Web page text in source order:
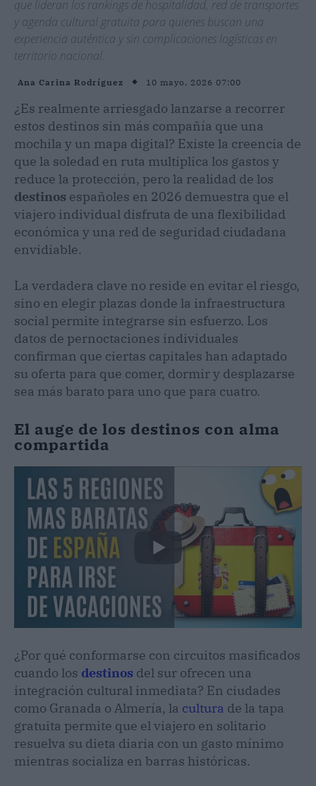
que lideran los rankings de hospitalidad, red de transportes
y agenda cultural gratuita para quienes buscan una
experiencia auténtica y sin complicaciones logísticas en
territorio nacional.
Ana Carina Rodríguez 10 mayo, 2026 07:00
¿Es realmente arriesgado lanzarse a recorrer
estos destinos sin más compañía que una
mochila y un mapa digital? Existe la creencia de
que la soledad en ruta multiplica los gastos y
reduce la protección, pero la realidad de los
destinos españoles en 2026 demuestra que el
viajero individual disfruta de una flexibilidad
económica y una red de seguridad ciudadana
envidiable.
La verdadera clave no reside en evitar el riesgo,
sino en elegir plazas donde la infraestructura
social permite integrarse sin esfuerzo. Los
datos de pernoctaciones individuales
confirman que ciertas capitales han adaptado
su oferta para que comer, dormir y desplazarse
sea más barato para uno que para cuatro.
El auge de los destinos con alma
compartida
¿Por qué conformarse con circuitos masificados
cuando los destinos del sur ofrecen una
integración cultural inmediata? En ciudades
como Granada o Almería, la cultura de la tapa
gratuita permite que el viajero en solitario
resuelva su dieta diaria con un gasto mínimo
mientras socializa en barras históricas.